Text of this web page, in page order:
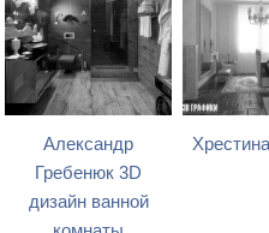
Александр
Гребенюк 3D
дизайн ванной